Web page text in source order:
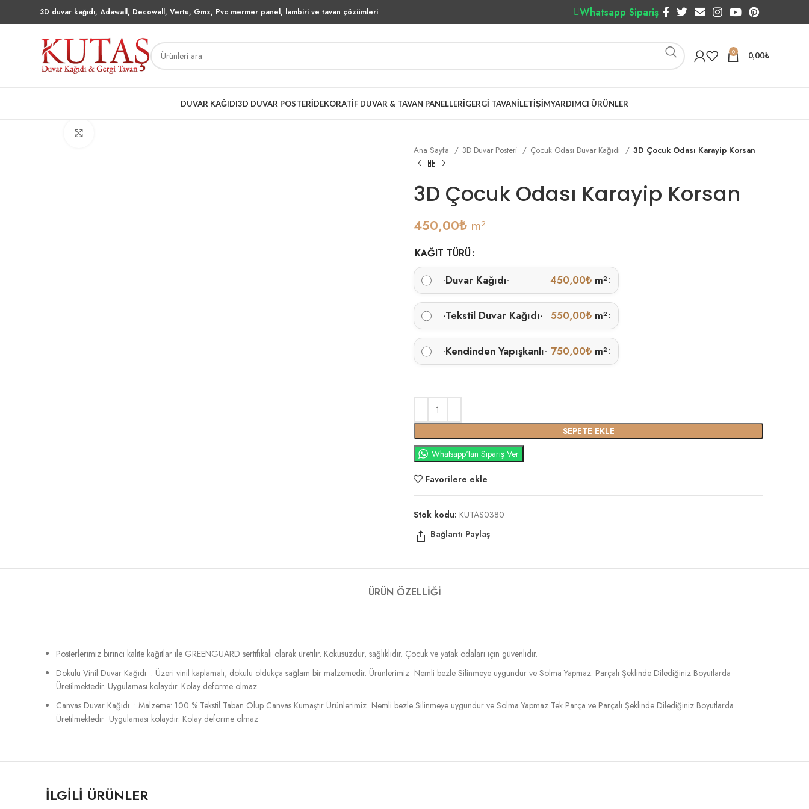
3D duvar kağıdı, Adawall, Decowall, Vertu, Gmz, Pvc mermer panel, lambiri ve tavan çözümleri Whatsapp Sipariş
0 0,00₺
DUVAR KAĞIDI3D DUVAR POSTERIDEKORATIF DUVAR & TAVAN PANELLERIGERGI TAVANİLETIŞIMYARDIMCI ÜRÜNLER
Ana Sayfa
3D Duvar Posteri Çocuk Odası Duvar Kağıdı 3D Çocuk Odası Karayip Korsan
3D Çocuk Odası Karayip Korsan
450,00₺m²
KAĞIT TÜRÜ
-Duvar Kağıdı- 450,00₺ m²
-Tekstil Duvar Kağıdı- 550,00₺ m²
-Kendinden Yapışkanlı- 750,00₺ m²
SEPETE EKLE
Whatsapp'tan Sipariş Ver
Favorilere ekle
Stok kodu: KUTAS0380
ÜRÜN ÖZELLIĞI
Posterlerimiz birinci kalite kağıtlar ile GREENGUARD sertifikalı olarak üretilir. Kokusuzdur, sağlıklıdır. Çocuk ve yatak odaları için güvenlidir.
Dokulu Vinil Duvar Kağıdı : Üzeri vinil kaplamalı, dokulu oldukça sağlam bir malzemedir. Ürünlerimiz Nemli bezle Silinmeye uygundur ve Solma Yapmaz. Parçalı Şeklinde Dilediğiniz Boyutlarda
Üretilmektedir. Uygulaması kolaydır. Kolay deforme olmaz
Canvas Duvar Kağıdı : Malzeme: 100 % Tekstil Taban Olup Canvas Kumaştır Ürünlerimiz Nemli bezle Silinmeye uygundur ve Solma Yapmaz Tek Parça ve Parçalı Şeklinde Dilediğiniz Boyutlarda
Üretilmektedir Uygulaması kolaydır. Kolay deforme olmaz
İLGILI ÜRÜNLER